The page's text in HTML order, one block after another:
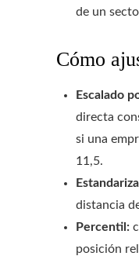
de un
Cómo
Escalado
directa
si una
11,5.
distancia
Percentil:
posición